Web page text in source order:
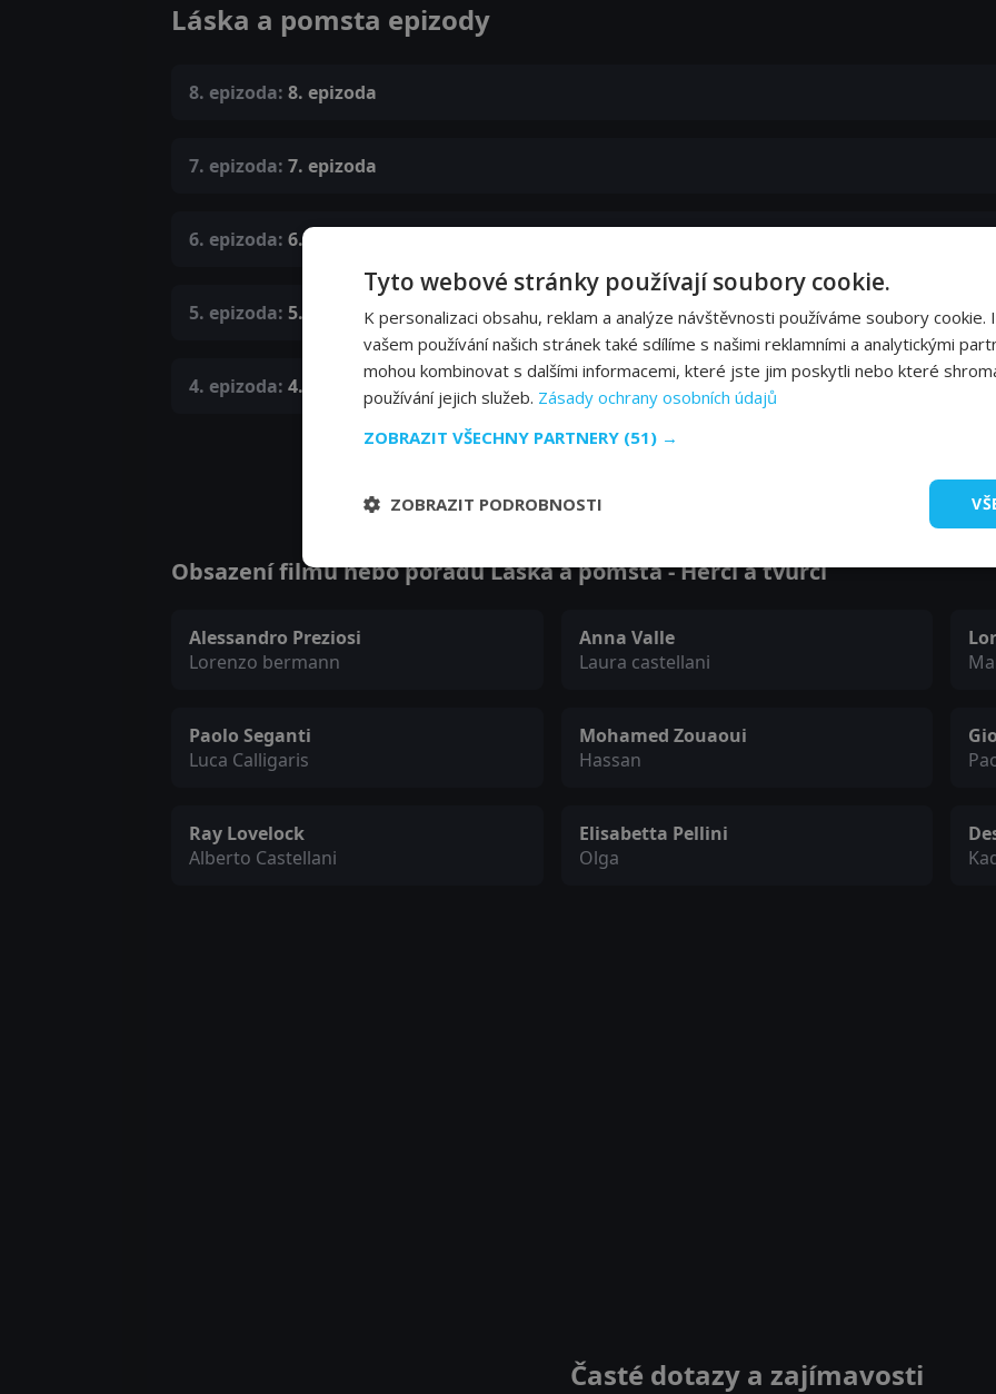
Láska a pomsta epizody
8. epizoda: 8. epizoda
7. epizoda: 7. epizoda
6. epizoda: 6. epizoda
5. epizoda: 5. epizoda
4. epizoda: 4. epizoda
Obsazení filmu nebo pořadu Láska a pomsta - Herci a tvůrci
Alessandro Preziosi
Lorenzo bermann
Anna Valle
Laura castellani
Paolo Seganti
Luca Calligaris
Mohamed Zouaoui
Hassan
Ray Lovelock
Alberto Castellani
Elisabetta Pellini
Olga
Časté dotazy a zajímavosti
Tyto webové stránky používají soubory cookie.
K personalizaci obsahu, reklam a analýze návštěvnosti používáme soubory cookie.
vašem používání našich stránek také sdílíme s našimi reklamními a analytickými
mohou kombinovat s dalšími informacemi, které jste jim poskytli nebo které
používání jejich služeb. Zásady ochrany osobních údajů
ZOBRAZIT VŠECHNY PARTNERY (51) →
ZOBRAZIT PODROBNOSTI